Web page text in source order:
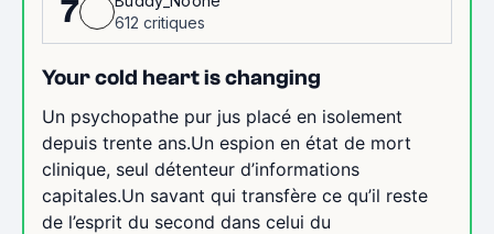
7
612 critiques
Your cold heart is changing
Un psychopathe pur jus placé en isolement
depuis trente ans.Un espion en état de mort
clinique, seul détenteur d’informations
capitales.Un savant qui transfère ce qu’il reste
de l’esprit du second dans celui du